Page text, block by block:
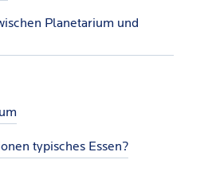
Planetarium und
typisches Essen?